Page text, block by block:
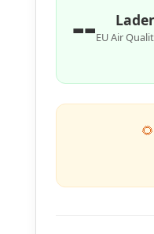
--EU Air